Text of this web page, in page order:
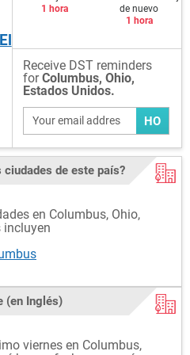
El
1 hora
de nuevo
1 hora
Receive DST reminders
forColumbus, Ohio,
Estados Unidos.
HO
de este país?
en Columbus, Ohio,
incluyen
(en Inglés)
viernes en Columbus,